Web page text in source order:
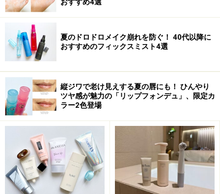
そして、大きな特長でもある7色のアーティストカラー
の存在。その日の気分やファッションに合わせて自由自
在に色を操れる必殺カラー。ビビッドなカラーをリップ
にのせるだけで、あっという間に新しい色が完成。リッ
プの色だけでなく、明るさや微妙な質感までも変化する
プロ仕様の7色の使いこなしポイントは次の通り。
また、クリーミーでやわらかく、すべるようなテクスチ
ャーは、繊細で乾燥しやすい唇の水分蒸発を防ぎ、セラ
おすすめ4選
夏のドロドロメイク崩れを防ぐ！ 40代以降に
おすすめのフィックスミスト4選
縦ジワで老け見えする夏の唇にも！ ひんやり
ツヤ感が魅力の「リップフォンデュ」、限定カ
ラー2色登場